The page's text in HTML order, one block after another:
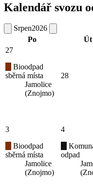
Kalendář svozu
Srpen2026
Po
Út
27
Bioodpad
sběrná místa
Jamolice
(Znojmo)
28
3
Bioodpad
sběrná místa
Jamolice
(Znojmo)
4
odpad